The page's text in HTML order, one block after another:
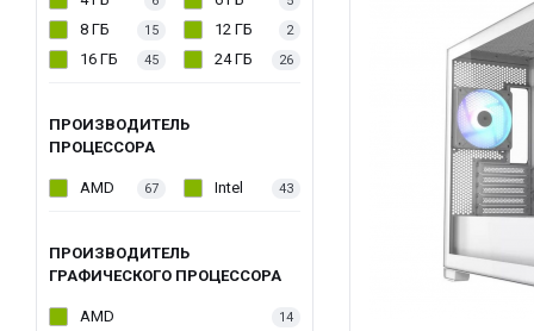
8 ГБ 15 12 ГБ 2
16 ГБ 45 24 ГБ 26
ПРОИЗВОДИТЕЛЬ
ПРОЦЕССОРА
AMD 67 Intel 43
ПРОИЗВОДИТЕЛЬ
ГРАФИЧЕСКОГО ПРОЦЕССОРА
AMD 14